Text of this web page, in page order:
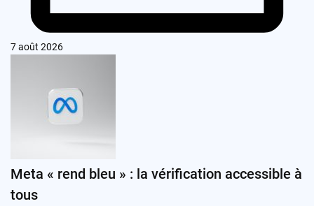
7 août 2026
Meta « rend bleu » : la vérification accessible à
tous